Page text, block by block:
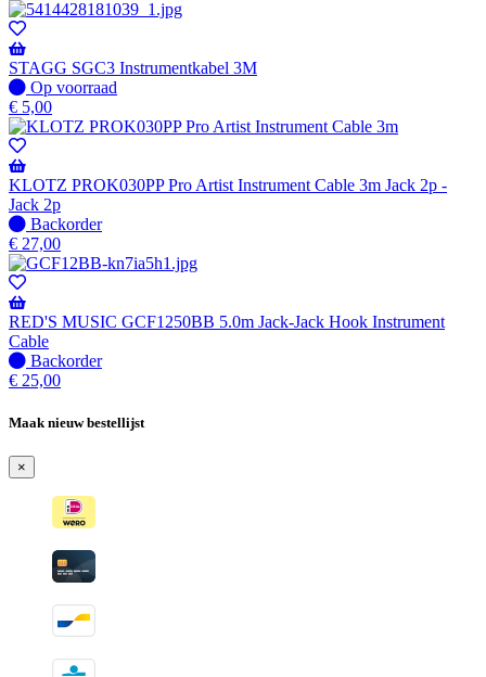
STAGG SGC3 Instrumentkabel 3M
Op
voorraad
Op voorraad
€ 5,00
KLOTZ PROK030PP Pro Artist Instrument Cable 3m Jack 2p -
Jack 2p
Niet
op
voorraad
-
Wordt
verzonden
wanneer
beschikbaar
Backorder
€ 27,00
RED'S MUSIC GCF1250BB 5.0m Jack-Jack Hook Instrument
Cable
Niet
op
-
verzonden
wanneer
beschikbaar
Backorder
€ 25,00
Maak nieuw bestellijst
×